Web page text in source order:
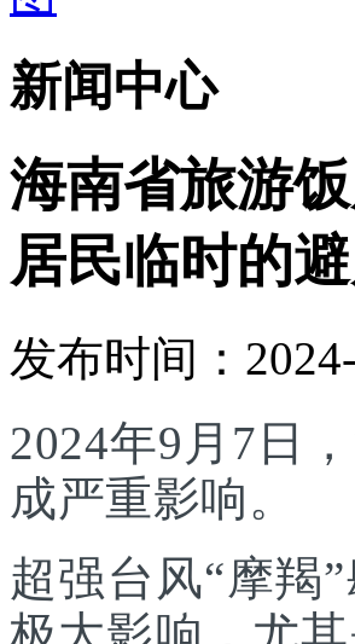
新闻中心
海南省旅游
居民临时的
发布时间：
2024年9月7日
成严重影响。
超强台风“摩羯
极大影响，尤